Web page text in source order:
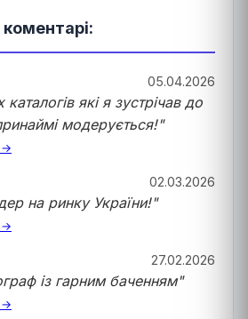
05.04.2026
які я зустрічав до
модерується!"
→
02.03.2026
на ринку України!"
→
27.02.2026
із гарним баченням"
→